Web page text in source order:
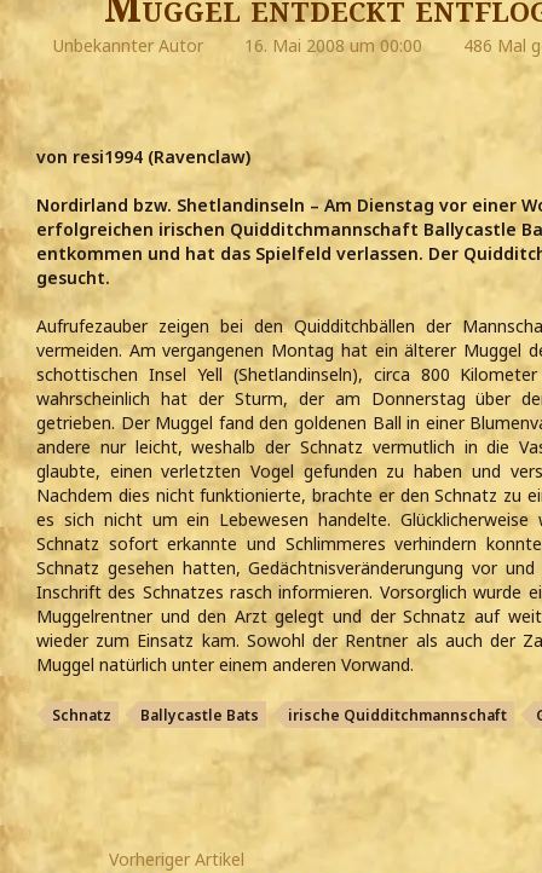
Unbekannter Autor 16. Mai 2008 um 00:00 486 Mal
von resi1994 (Ravenclaw)
Nordirland bzw. Shetlandinseln – Am Dienstag vor einer
erfolgreichen irischen Quidditchmannschaft Ballycastle
entkommen und hat das Spielfeld verlassen. Der
gesucht.
Aufrufezauber zeigen bei den Quidditchbällen der
vermeiden. Am vergangenen Montag hat ein älterer Muggel
schottischen Insel Yell (Shetlandinseln), circa 800
wahrscheinlich hat der Sturm, der am Donnerstag über
getrieben. Der Muggel fand den goldenen Ball in einer
andere nur leicht, weshalb der Schnatz vermutlich in die
glaubte, einen verletzten Vogel gefunden zu haben und
Nachdem dies nicht funktionierte, brachte er den Schnatz zu
es sich nicht um ein Lebewesen handelte.
Schnatz sofort erkannte und Schlimmeres verhindern
Schnatz gesehen hatten, Gedächtnisveränderungung vor
Inschrift des Schnatzes rasch informieren. Vorsorglich wurde
Muggelrentner und den Arzt gelegt und der Schnatz auf
wieder zum Einsatz kam. Sowohl der Rentner als auch der
Muggel natürlich unter einem anderen Vorwand.
Schnatz Ballycastle Bats irische Quidditchmannschaft
Vorheriger Artikel